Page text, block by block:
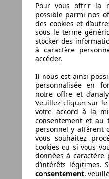
Pour vous offrir la
possible parmi nos
des cookies et
sous le terme
stocker des
à caractère
accéder.
Il nous est ainsi
personnalisée en
notre offre et
Veuillez cliquer sur
votre accord à la
consentement et au
personnel y afférent
vous souhaitez
cookies ou si vous
données à
d’intérêts légitimes.
consentement,